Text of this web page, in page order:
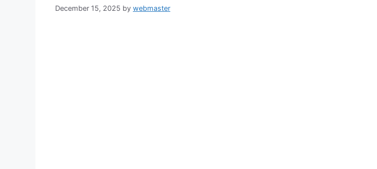
December 15, 2025 by webmaster